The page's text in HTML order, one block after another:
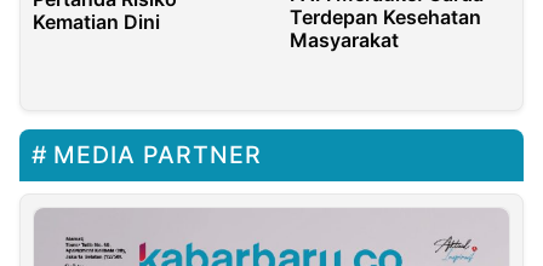
Kematian Dini
Terdepan Kesehatan
MEDIA PARTNER